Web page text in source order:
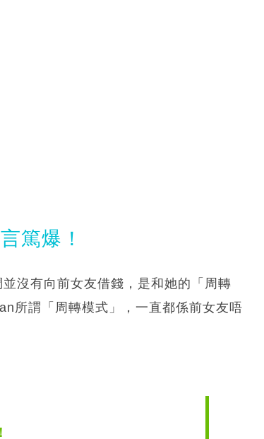
篤爆！
沒有向前女友借錢，是和她的「周轉
所謂「周轉模式」，一直都係前女友唔